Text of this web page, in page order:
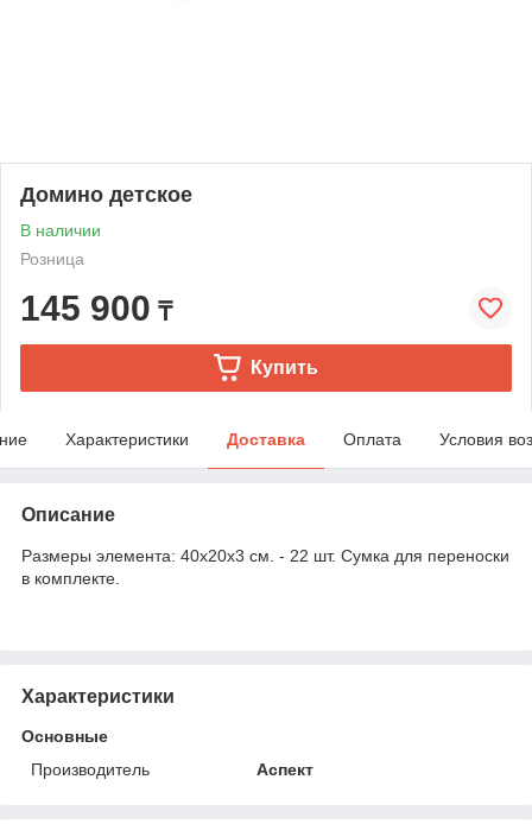
Домино детское
В наличии
Розница
145 900 ₸
Купить
Характеристики Доставка Оплата Условия
Описание
Размеры элемента: 40х20х3 см. - 22 шт. Сумка для переноски
в комплекте.
Характеристики
Основные
Производитель
Аспект